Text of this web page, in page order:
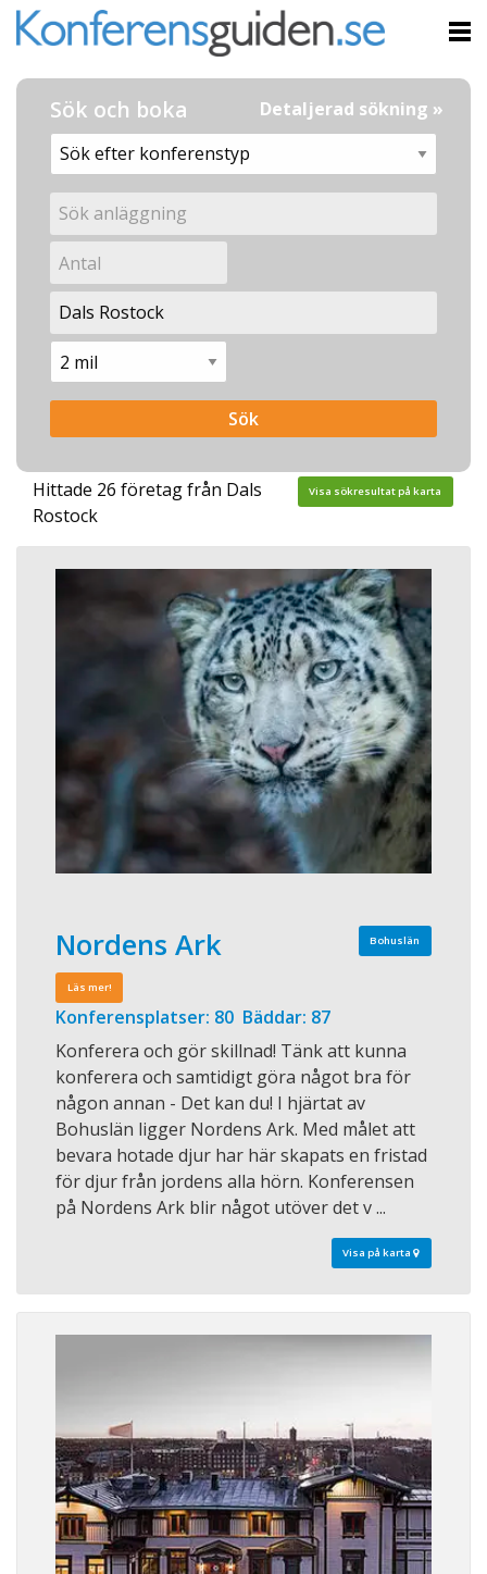
Sök och boka Detaljerad sökning »
Hittade 26 företag från Dals
Rostock
Visa sökresultat på karta
Bohuslän
Nordens Ark
Läs mer!
Konferensplatser: 80 Bäddar: 87
Konferera och gör skillnad! Tänk att kunna
konferera och samtidigt göra något bra för
någon annan - Det kan du! I hjärtat av
Bohuslän ligger Nordens Ark. Med målet att
bevara hotade djur har här skapats en fristad
för djur från jordens alla hörn. Konferensen
på Nordens Ark blir något utöver det v ...
Visa på karta